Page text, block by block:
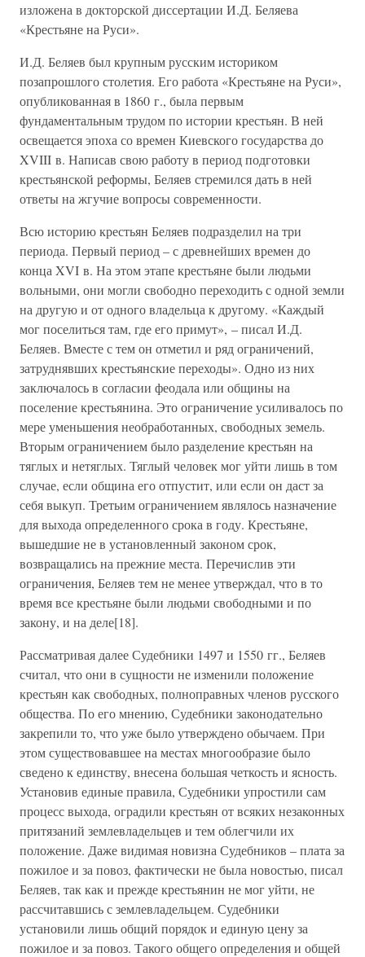
изложена в докторской диссертации И.Д. Беляева
«Крестьяне на Руси».
И.Д. Беляев был крупным русским историком
позапрошлого столетия. Его работа «Крестьяне на Руси»,
опубликованная в 1860 г., была первым
фундаментальным трудом по истории крестьян. В ней
освещается эпоха со времен Киевского государства до
XVIII в. Написав свою работу в период подготовки
крестьянской реформы, Беляев стремился дать в ней
ответы на жгучие вопросы современности.
Всю историю крестьян Беляев подразделил на три
периода. Первый период – с древнейших времен до
конца XVI в. На этом этапе крестьяне были людьми
вольными, они могли свободно переходить с одной земли
на другую и от одного владельца к другому. «Каждый
мог поселиться там, где его примут», – писал И.Д.
Беляев. Вместе с тем он отметил и ряд ограничений,
затруднявших крестьянские переходы». Одно из них
заключалось в согласии феодала или общины на
поселение крестьянина. Это ограничение усиливалось по
мере уменьшения необработанных, свободных земель.
Вторым ограничением было разделение крестьян на
тяглых и нетяглых. Тяглый человек мог уйти лишь в том
случае, если община его отпустит, или если он даст за
себя выкуп. Третьим ограничением являлось назначение
для выхода определенного срока в году. Крестьяне,
вышедшие не в установленный законом срок,
возвращались на прежние места. Перечислив эти
ограничения, Беляев тем не менее утверждал, что в то
время все крестьяне были людьми свободными и по
закону, и на деле[18].
Рассматривая далее Судебники 1497 и 1550 гг., Беляев
считал, что они в сущности не изменили положение
крестьян как свободных, полноправных членов русского
общества. По его мнению, Судебники законодательно
закрепили то, что уже было утверждено обычаем. При
этом существовавшее на местах многообразие было
сведено к единству, внесена большая четкость и ясность.
Установив единые правила, Судебники упростили сам
процесс выхода, оградили крестьян от всяких незаконных
притязаний землевладельцев и тем облегчили их
положение. Даже видимая новизна Судебников – плата за
пожилое и за повоз, фактически не была новостью, писал
Беляев, так как и прежде крестьянин не мог уйти, не
рассчитавшись с землевладельцем. Судебники
установили лишь общий порядок и единую цену за
пожилое и за повоз. Такого общего определения и общей